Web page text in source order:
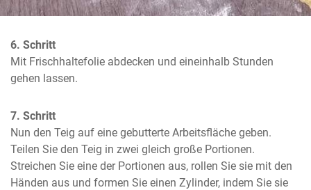
6. Schritt
Mit Frischhaltefolie abdecken und eineinhalb Stunden
gehen lassen.
7. Schritt
Nun den Teig auf eine gebutterte Arbeitsfläche geben.
Teilen Sie den Teig in zwei gleich große Portionen.
Streichen Sie eine der Portionen aus, rollen Sie sie mit den
Händen aus und formen Sie einen Zylinder, indem Sie sie